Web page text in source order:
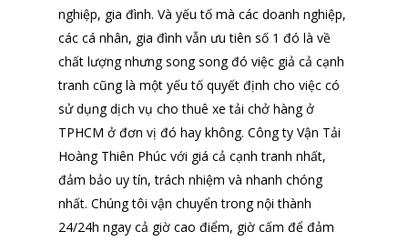
nghiệp, gia đình. Và yếu tố mà các doanh nghiệp,
các cá nhân, gia đình vẫn ưu tiên số 1 đó là về
chất lượng nhưng song song đó việc giả cả cạnh
tranh cũng là một yếu tố quyết định cho việc có
sử dụng dịch vụ cho thuê xe tải chở hàng ở
TPHCM ở đơn vị đó hay không. Công ty Vận Tải
Hoàng Thiên Phúc với giá cả cạnh tranh nhất,
đảm bảo uy tín, trách nhiệm và nhanh chóng
nhất. Chúng tôi vận chuyển trong nội thành
24/24h ngay cả giờ cao điểm, giờ cấm để đảm